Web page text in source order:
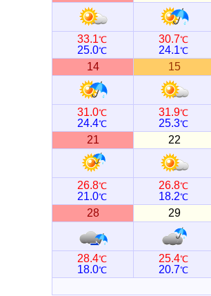
33.1℃
25.0℃
30.7℃
24.1℃
14 15
31.0℃
24.4℃
31.9℃
25.3℃
21 22
26.8℃
21.0℃
26.8℃
18.2℃
28 29
28.4℃
18.0℃
25.4℃
20.7℃